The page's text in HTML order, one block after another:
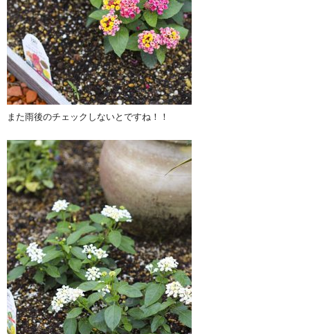
また雨後のチェックしないとですね！！